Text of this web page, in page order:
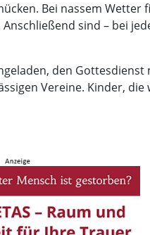
Bei nassem
sind – bei
den
Vereine. Kinder,